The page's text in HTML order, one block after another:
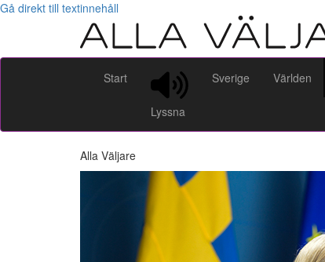
Gå direkt till textinnehåll
Start
Lyssna
Sverige Världen
Alla Väljare